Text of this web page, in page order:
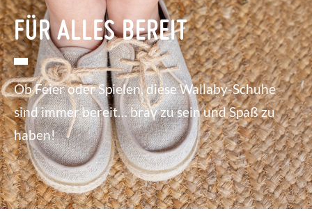
FÜR ALLES BEREIT
Ob Feier oder Spielen, diese Wallaby-Schuhe
sind immer bereit… brav zu sein und Spaß zu
haben!